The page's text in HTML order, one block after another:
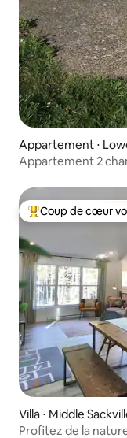
Appartement ⋅
Appartement 2
Coups de cœur
Coup de cœur
Villa ⋅ Middle
Profitez de la